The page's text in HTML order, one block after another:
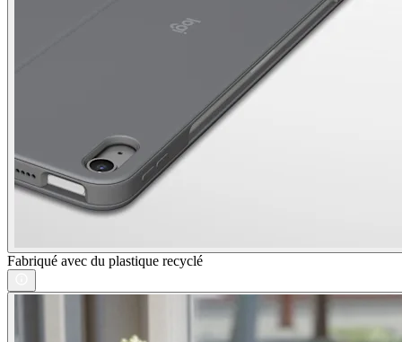
Fabriqué avec du plastique recyclé